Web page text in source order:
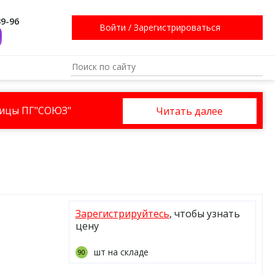
96
Войти / Зарегистрироваться
ПГ"СОЮЗ" Читать далее
Зарегистрируйтесь, чтобы узнать
цену
90 шт на складе